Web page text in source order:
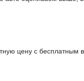
цену с бесплатным